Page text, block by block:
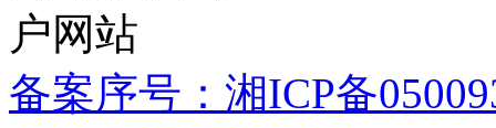
户网站
备案序号：湘ICP备